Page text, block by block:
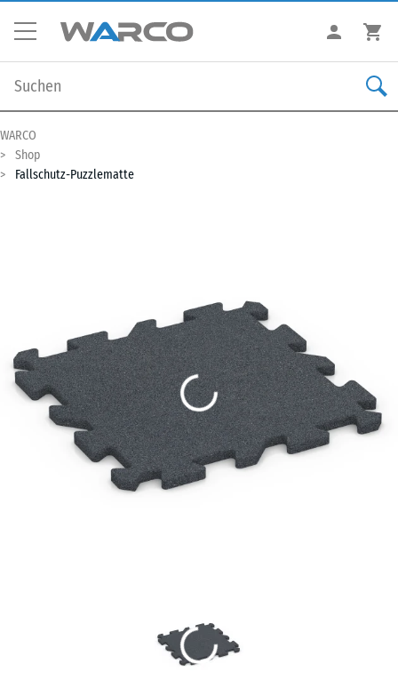
WARCO
Shop
Fallschutz-Puzzlematte